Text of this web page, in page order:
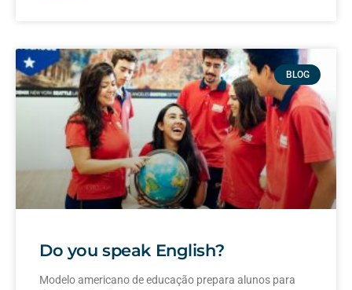
BLOG
Do you speak English?
Modelo americano de educação prepara alunos para